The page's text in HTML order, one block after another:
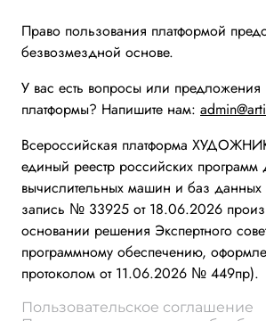
Право пользования платформой
безвозмездной основе.
У вас есть вопросы или предложения
платформы? Напишите нам:
Всероссийская платформа
единый реестр российских программ
вычислительных машин и баз данных
запись № 33925 от 18.06.2026
основании решения Экспертного
программному обеспечению,
протоколом от 11.06.2026 № 449пр).
Пользовательское соглашение